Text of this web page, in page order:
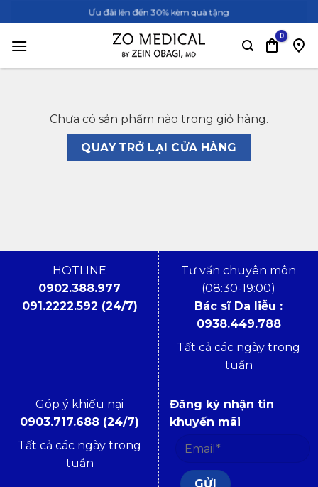
qua
nội
Ưu đãi lên đến 30% kèm quà tặng
Chưa có sản phẩm nào trong giỏ hàng.
QUAY TRỞ LẠI CỬA HÀNG
HOTLINE
0902.388.977
091.2222.592 (24/7)
Tư vấn chuyên môn
(08:30-19:00)
Bác sĩ Da liễu :
0938.449.788
Tất cả các ngày trong
tuần
Góp ý khiếu nại
0903.717.688 (24/7)
Tất cả các ngày trong
tuần
Đăng ký nhận tin
khuyến mãi